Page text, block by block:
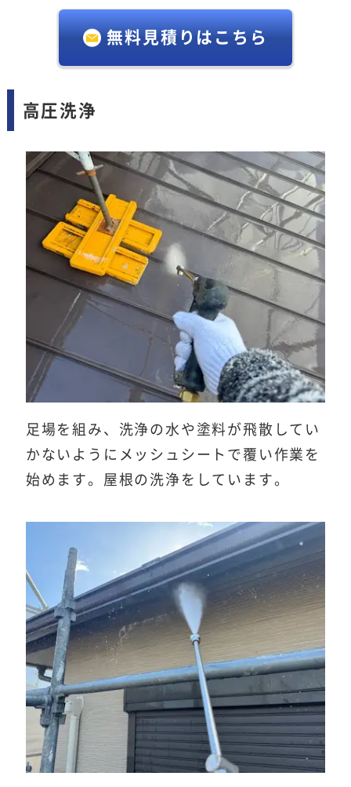
無料見積りはこちら
高圧洗浄
足場を組み、洗浄の水や塗料が飛散してい
かないようにメッシュシートで覆い作業を
始めます。屋根の洗浄をしています。